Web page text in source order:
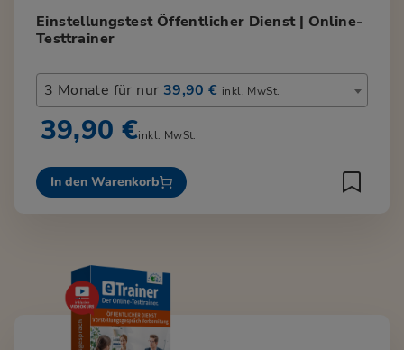
Einstellungstest Öffentlicher Dienst | Online-
Testtrainer
3 Monate für nur 39,90 € inkl. MwSt.
39,90 €inkl. MwSt.
In den Warenkorb